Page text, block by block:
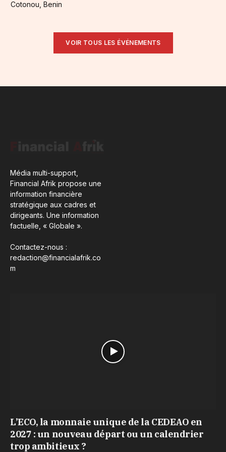
Cotonou, Benin
VOIR TOUS LES ÉVÉNEMENTS
Média multi-support,
Financial Afrik propose une
information financière
stratégique aux cadres et
dirigeants. Une information
factuelle, « Globale ».
Contactez-nous :
redaction@financialafrik.co
m
L’ECO, la monnaie unique de la CEDEAO en
2027 : un nouveau départ ou un calendrier
trop ambitieux ?